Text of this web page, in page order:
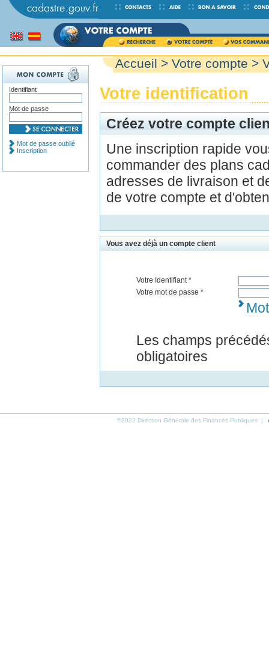
Accueil > Votre compte >
Votre identification
Créez votre compte
Une inscription rapide
commander des plans
adresses de livraison et
de votre compte et
Vous avez déjà un compte client
Votre Identifiant *
Votre mot de passe *
Les champs
obligatoires
Identifiant
Mot de passe
Mot de passe oublié
Inscription
©2022 Direction Générale des Finances Publiques |